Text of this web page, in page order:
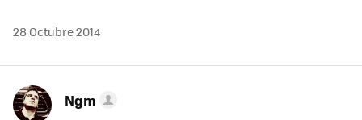
28 Octubre 2014
Ngm